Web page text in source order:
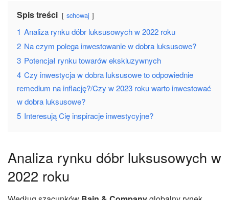
Spis treści schowaj
1 Analiza rynku dóbr luksusowych w 2022 roku
2 Na czym polega inwestowanie w dobra luksusowe?
3 Potencjał rynku towarów ekskluzywnych
4 Czy inwestycja w dobra luksusowe to odpowiednie
remedium na inflację?/Czy w 2023 roku warto inwestować
w dobra luksusowe?
5 Interesują Cię inspiracje inwestycyjne?
Analiza rynku dóbr luksusowych w
2022 roku